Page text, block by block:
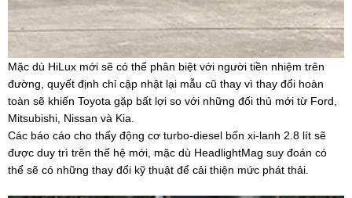
Mặc dù HiLux mới sẽ có thể phân biệt với người tiền nhiệm trên
đường, quyết định chỉ cập nhật lại mẫu cũ thay vì thay đổi hoàn
toàn sẽ khiến Toyota gặp bất lợi so với những đối thủ mới từ Ford,
Mitsubishi, Nissan và Kia.
Các báo cáo cho thấy động cơ turbo-diesel bốn xi-lanh 2.8 lít sẽ
được duy trì trên thế hệ mới, mặc dù HeadlightMag suy đoán có
thể sẽ có những thay đổi kỹ thuật để cải thiện mức phát thải.